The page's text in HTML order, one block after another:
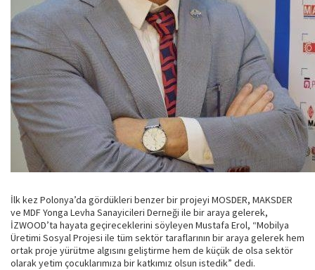
İlk kez Polonya’da gördükleri benzer bir projeyi MOSDER, MAKSDER
ve MDF Yonga Levha Sanayicileri Derneği ile bir araya gelerek,
İZWOOD’ta hayata geçireceklerini söyleyen Mustafa Erol, “Mobilya
Üretimi Sosyal Projesi ile tüm sektör taraflarının bir araya gelerek hem
ortak proje yürütme algısını geliştirme hem de küçük de olsa sektör
olarak yetim çocuklarımıza bir katkımız olsun istedik” dedi.